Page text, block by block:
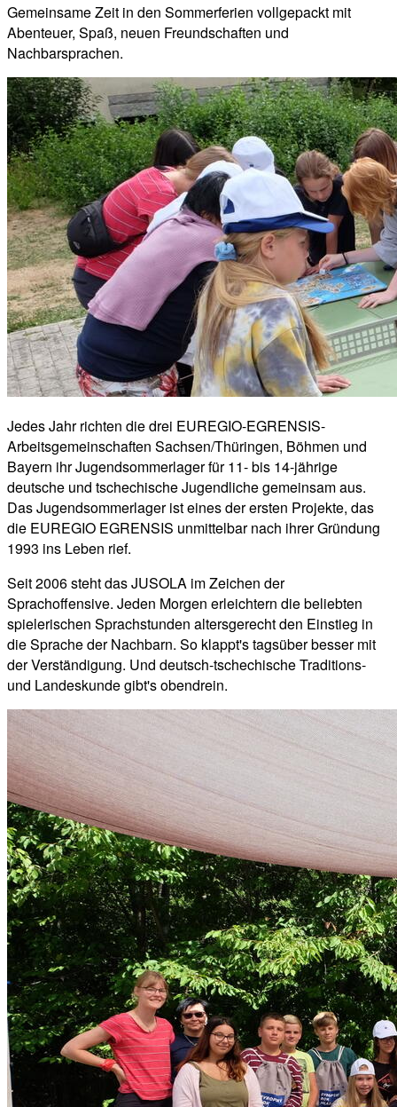
Gemeinsame Zeit in den Sommerferien vollgepackt mit
Abenteuer, Spaß, neuen Freundschaften und
Nachbarsprachen.
Jedes Jahr richten die drei EUREGIO-EGRENSIS-
Arbeitsgemeinschaften Sachsen/Thüringen, Böhmen und
Bayern ihr Jugendsommerlager für 11- bis 14-jährige
deutsche und tschechische Jugendliche gemeinsam aus.
Das Jugendsommerlager ist eines der ersten Projekte, das
die EUREGIO EGRENSIS unmittelbar nach ihrer Gründung
1993 ins Leben rief.
Seit 2006 steht das JUSOLA im Zeichen der
Sprachoffensive. Jeden Morgen erleichtern die beliebten
spielerischen Sprachstunden altersgerecht den Einstieg in
die Sprache der Nachbarn. So klappt's tagsüber besser mit
der Verständigung. Und deutsch-tschechische Traditions-
und Landeskunde gibt's obendrein.